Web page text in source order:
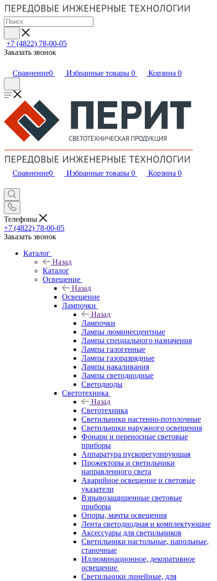
+7 (4822) 78-00-05
Заказать звонок
Сравнение0 Избранные товары 0 Корзина 0
Сравнение0 Избранные товары 0 Корзина 0
Телефоны
+7 (4822) 78-00-05
Заказать звонок
Каталог
Назад
Каталог
Освещение
Назад
Освещение
Лампочки
Назад
Лампочки
Лампы люминесцентные
Лампы специального назначения
Лампы галогенные
Лампы газоразрядные
Лампы накаливания
Лампы светодиодные
Светодиоды
Светотехника
Назад
Светотехника
Светильники настенно-потолочные
Светильники наружного освещения
Фонари и переносные световые
приборы
Аппаратура пускорегулирующая
Прожекторы и светильники
направленного света
Аварийное освещение и световые
указатели
Взрывозащищенные световые
приборы
Опоры, мачты освещения
Лента светодиодная и комплектующие
Аксессуары для светильников
Светильники настольные, напольные,
станочные
Иллюминационное, декоративное
освещение
Светильники линейные, для